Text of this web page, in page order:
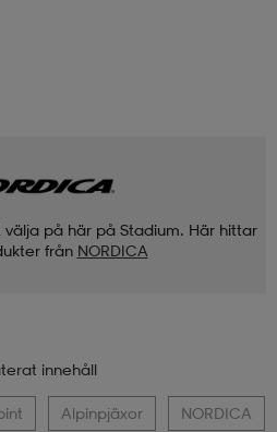
på här på Stadium. Här hittar
från NORDICA
innehåll
Alpinpjäxor NORDICA